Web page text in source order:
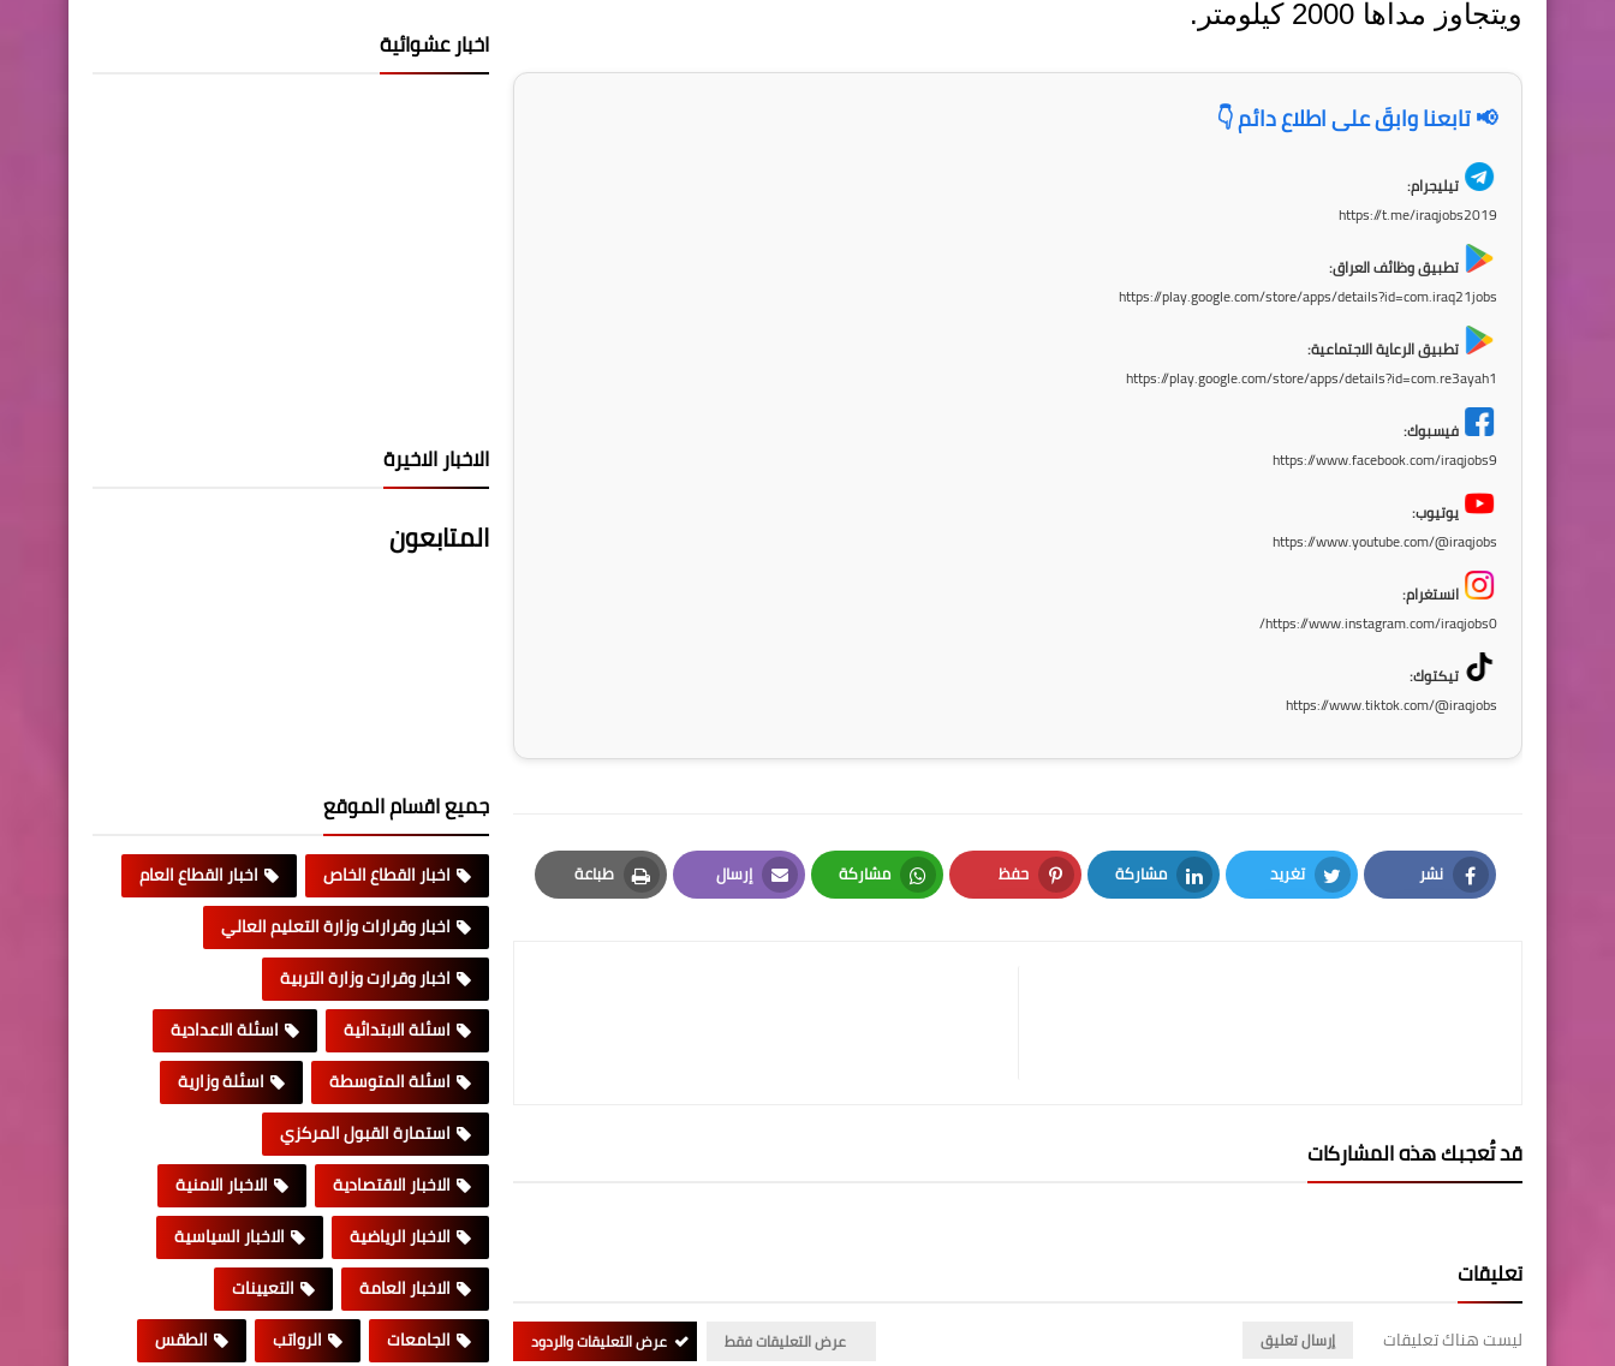
ويتجاوز مداها 2000 كيلومتر.
📢 تابعنا وابقَ على اطلاع دائم 👇
تيليجرام:
https://t.me/iraqjobs2019
تطبيق وظائف العراق:
https://play.google.com/store/apps/details?id=com.iraq21jobs
تطبيق الرعاية الاجتماعية:
https://play.google.com/store/apps/details?id=com.re3ayah1
فيسبوك:
https://www.facebook.com/iraqjobs9
يوتيوب:
https://www.youtube.com/@iraqjobs
انستغرام:
https://www.instagram.com/iraqjobs0/
تيكتوك:
https://www.tiktok.com/@iraqjobs
نشر
Facebook
تغريد
Twitter
مشاركة
LinkedIn
حفظ
Pinterest
مشاركة
Whatsapp
إرسال
Email
طباعة
Print
قد تُعجبك هذه المشاركات
تعليقات
ليست هناك تعليقات إرسال تعليق عرض التعليقات فقط عرض التعليقات والردود
اخبار عشوائية
الاخبار الاخيرة
المتابعون
جميع اقسام الموقع
اخبار القطاع الخاص
اخبار القطاع العام
اخبار وقرارات وزارة التعليم العالي
اخبار وقرارت وزارة التربية
اسئلة الابتدائية
اسئلة الاعدادية
اسئلة المتوسطة
اسئلة وزارية
استمارة القبول المركزي
الاخبار الاقتصادية
الاخبار الامنية
الاخبار الرياضية
الاخبار السياسية
الاخبار العامة
التعيينات
الجامعات
الرواتب الطقس